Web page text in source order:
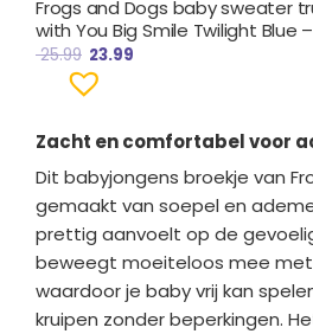
Frogs and Dogs baby sweater
with You Big Smile Twilight Blue
25.99 23.99
Zacht en comfortabel voor
Dit babyjongens broekje van
gemaakt van soepel en
prettig aanvoelt op de
beweegt moeiteloos mee
waardoor je baby vrij kan
kruipen zonder beperkingen.